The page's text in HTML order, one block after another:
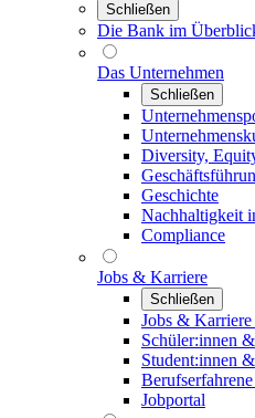
Schließen
Die Bank im
Das Unternehmen
Schließen
Diversity,
Geschichte
Nachhaltigkeit
Compliance
Jobs & Karriere
Schließen
Jobs &
Schüler:innen
Student:innen
Jobportal